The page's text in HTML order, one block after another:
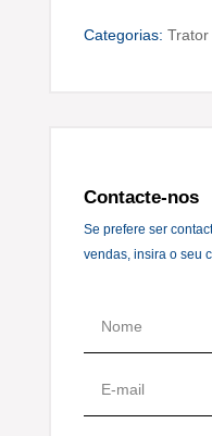
Categorias: Trator
Contacte-nos
Se prefere ser
vendas, insira o seu